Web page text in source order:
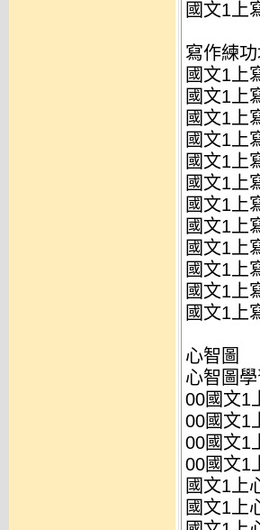
國文1上
寫作練
國文1上
國文1上
國文1上
國文1上
國文1上
國文1上
國文1上
國文1上
國文1上
國文1上
國文1上
國文1上
心智圖
心智圖
00國文1
00國文1
00國文1
00國文1
國文1上
國文1上